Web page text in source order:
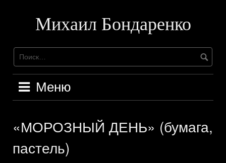
содержимомуМихаил Бондаренко
Меню
«МОРОЗНЫЙ ДЕНЬ» (бумага,
пастель)